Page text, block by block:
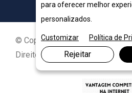
© Copyright 2026. DIVIA
Direitos Reservados
para oferecer melhor
personalizados.
Customizar Política de
Rejeitar